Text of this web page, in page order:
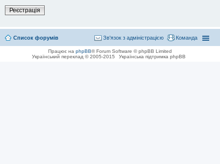
Реєстрація
Список форумів Команда
Зв'язок з адміністрацією
Працює на phpBB® Forum Software © phpBB Limited
Український переклад © 2005-2015
Українська підтримка phpBB